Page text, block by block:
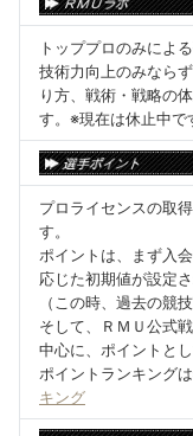
トッププロのみによ
技術力向上のみなら
り方、戦術・戦略の
す。※現在は休止中で
プロライセンスの取
す。
ポイントは、まず入
応じた初期値が設定さ
（この時、過去の競
そして、ＲＭＵ公式
中心に、ポイントと
ポイントランキング
キング